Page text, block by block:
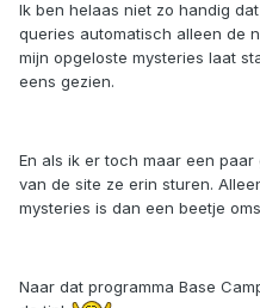
Ik ben helaas niet zo handig
queries automatisch alleen de
mijn opgeloste mysteries laat
eens gezien.
En als ik er toch maar een
van de site ze erin sturen.
mysteries is dan een beetje
Naar dat programma Base